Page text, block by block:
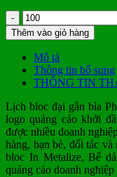
Lịch
bloc
đại
gắn
bìa
Phúc
Lộc
Thọ
số
lượng
Thêm vào giỏ hàng
Mô tả
Thông tin bổ sung
THÔNG TIN
Lịch bloc đại gắn bìa
logo quảng cáo khởi
được nhiều doanh
hàng, bạn bè, đối tác
bloc In Metalize, Bế
quảng cáo doanh nghiệp